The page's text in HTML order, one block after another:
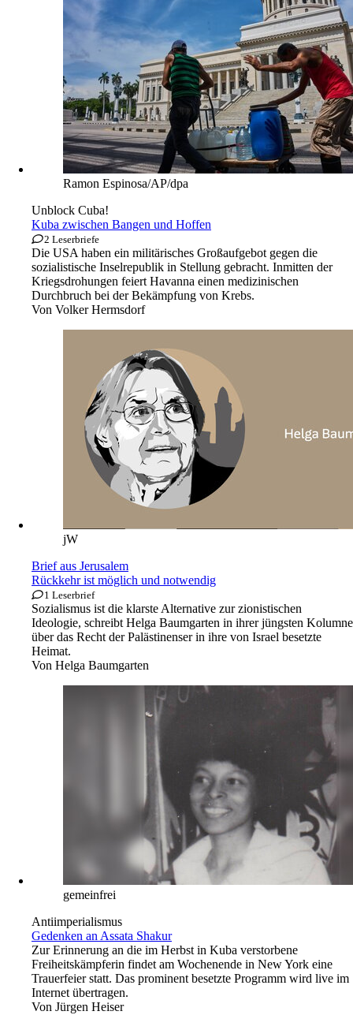
Ramon Espinosa/AP/dpa
Unblock Cuba!
Kuba zwischen Bangen und Hoffen
2 Leserbriefe
Die USA haben ein militärisches Großaufgebot gegen die
sozialistische Inselrepublik in Stellung gebracht. Inmitten der
Kriegsdrohungen feiert Havanna einen medizinischen
Durchbruch bei der Bekämpfung von Krebs.
Von Volker Hermsdorf
jW
Brief aus Jerusalem
Rückkehr ist möglich und notwendig
1 Leserbrief
Sozialismus ist die klarste Alternative zur zionistischen
Ideologie, schreibt Helga Baumgarten in ihrer jüngsten Kolumne
über das Recht der Palästinenser in ihre von Israel besetzte
Heimat.
Von Helga Baumgarten
gemeinfrei
Antiimperialismus
Gedenken an Assata Shakur
Zur Erinnerung an die im Herbst in Kuba verstorbene
Freiheitskämpferin findet am Wochenende in New York eine
Trauerfeier statt. Das prominent besetzte Programm wird live im
Internet übertragen.
Von Jürgen Heiser